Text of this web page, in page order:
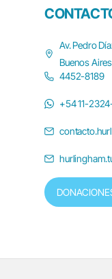
Av. Pedro
Buenos
4452-8189
+54 11-